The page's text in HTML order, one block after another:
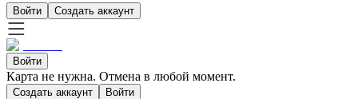
Войти Создать аккаунт
Войти
Карта не нужна. Отмена в любой момент.
Создать аккаунт Войти